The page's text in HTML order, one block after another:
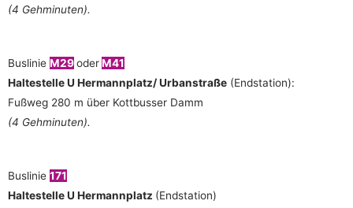
(4 Gehminuten).
Buslinie M29oderM41
Haltestelle U Hermannplatz/ Urbanstraße (Endstation):
Fußweg 280 m über Kottbusser Damm
(4 Gehminuten).
Buslinie 171
Haltestelle U Hermannplatz (Endstation)